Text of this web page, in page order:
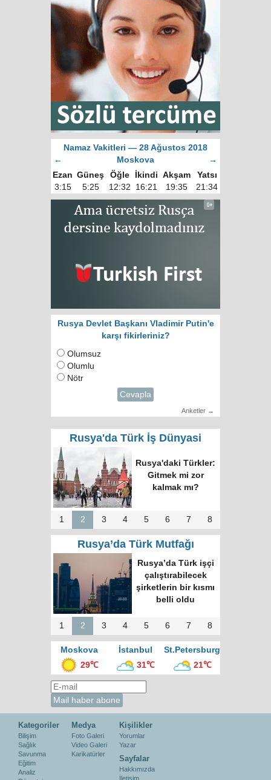
Namaz Vakitleri — 28 Ağustos 2018
←
Moskova
→
Ezan Güneş Öğle İkindi Akşam
Yatsı
3:15
5:25 12:32 16:21 19:35 21:34
Rusya Devlet Başkanı Vladimir Putin'e
karşı fikirleriniz?
Olumsuz
Olumlu
Nötr
Cevapla
Anketler →
Rusya'da Türk İş Dünyasi
Rusya'daki Türkler:
Gitmek mi zor
kalmak mı?
1 2 3 4 5 6 7 8
Rusya’da Türk Mutfağı
Rusya’da Türk işçi
çalıştırabilecek
şirketlerin bir kısmı
belli oldu
1 2 3 4 5 6 7 8
Moskova İstanbul
St.Petersburg
29℃
31℃ 21℃
Kategoriler
Bilişim
Sağlık
Savunma
Eğitim
Analiz
Medya
Foto Galeri
Video Galeri
Karikatürler
Kişilikler
Yorumlar
Yazar
Sayfalar
Hakkımızda
İletişim